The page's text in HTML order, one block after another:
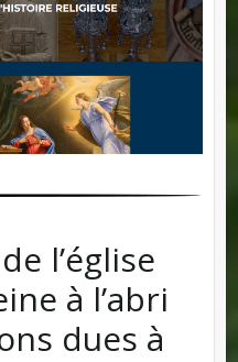
l’église
à l’abri
dues à